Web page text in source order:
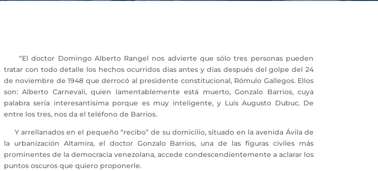
“El doctor Domingo Alberto Rangel nos advierte que sólo tres personas pueden
tratar con todo detalle los hechos ocurridos días antes y días después del golpe del 24
de noviembre de 1948 que derrocó al presidente constitucional, Rómulo Gallegos. Ellos
son: Alberto Carnevali, quien lamentablemente está muerto, Gonzalo Barrios, cuya
palabra sería interesantísima porque es muy inteligente, y Luis Augusto Dubuc. De
entre los tres, nos da el teléfono de Barrios.
Y arrellanados en el pequeño “recibo” de su domicilio, situado en la avenida Ávila de
la urbanización Altamira, el doctor Gonzalo Barrios, una de las figuras civiles más
prominentes de la democracia venezolana, accede condescendientemente a aclarar los
puntos oscuros que quiero proponerle.